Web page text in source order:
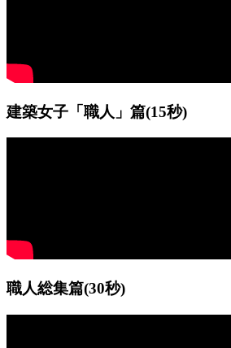
建築女子「職人」篇(15秒)
職人総集篇(30秒)